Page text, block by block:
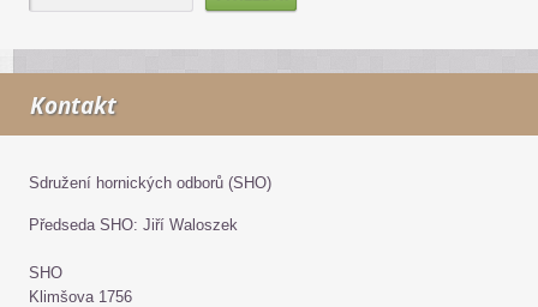
Kontakt
Sdružení hornických odborů (SHO)
Předseda SHO: Jiří Waloszek
SHO
Klimšova 1756